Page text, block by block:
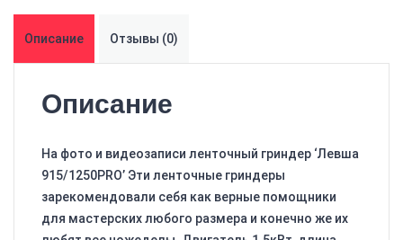
Описание Отзывы (0)
Описание
На фото и видеозаписи ленточный гриндер ‘Левша
915/1250PRO’ Эти ленточные гриндеры
зарекомендовали себя как верные помощники
для мастерских любого размера и конечно же их